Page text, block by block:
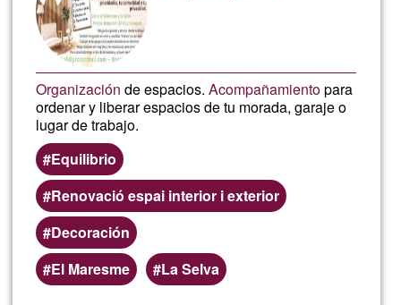
Organización de espacios.Acompañamientopara
ordenar y liberar espacios de tu morada, garaje o
lugar de trabajo.
Equilibrio
Renovació espai interior i exterior
Decoración
El Maresme
La Selva